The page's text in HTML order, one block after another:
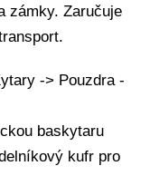
zámky. Zaručuje
-> Pouzdra -
baskytaru
kufr pro